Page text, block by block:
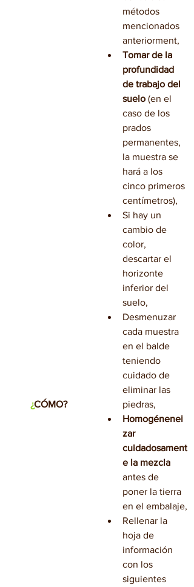
¿CÓMO?
métodos
mencionados
anteriorment,
Tomar de la
profundidad
de trabajo del
suelo (en el
caso de los
prados
permanentes,
la muestra se
hará a los
cinco primeros
centímetros),
Si hay un
cambio de
color,
descartar el
horizonte
inferior del
suelo,
Desmenuzar
cada muestra
en el balde
teniendo
cuidado de
eliminar las
piedras,
Homogénenei
zar
cuidadosament
e la mezcla
antes de
poner la tierra
en el embalaje,
Rellenar la
hoja de
información
con los
siguientes